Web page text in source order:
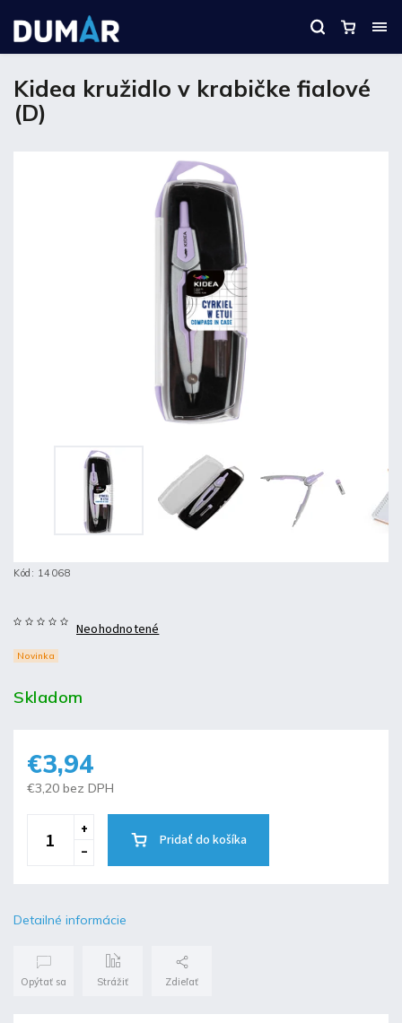
Kidea kružidlo v krabičke fialové
(D)
Kód: 14068
Novinka
Neohodnotené
Skladom
€3,94
€3,20 bez DPH
Pridať do košíka
Detailné informácie
Opýtať sa Strážiť Zdieľať